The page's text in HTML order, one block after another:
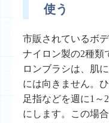
使う
市販されているボ
ナイロン製の2種類
ロンブラシは、肌
には向きません。
足指などを週に1～
にします。この場